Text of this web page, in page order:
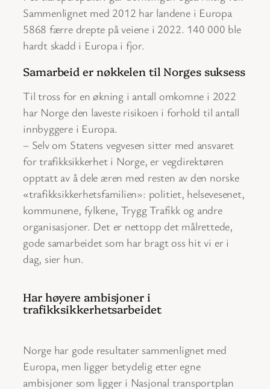
Sammenlignet med 2012 har landene i Europa
5868 færre drepte på veiene i 2022. 140 000 ble
hardt skadd i Europa i fjor.
Samarbeid er nøkkelen til Norges suksess
Til tross for en økning i antall omkomne i 2022
har Norge den laveste risikoen i forhold til antall
innbyggere i Europa.
– Selv om Statens vegvesen sitter med ansvaret
for trafikksikkerhet i Norge, er vegdirektøren
opptatt av å dele æren med resten av den norske
«trafikksikkerhetsfamilien»: politiet, helsevesenet,
kommunene, fylkene, Trygg Trafikk og andre
organisasjoner. Det er nettopp det målrettede,
gode samarbeidet som har bragt oss hit vi er i
dag, sier hun.
Har høyere ambisjoner i
trafikksikkerhetsarbeidet
Norge har gode resultater sammenlignet med
Europa, men ligger betydelig etter egne
ambisjoner som ligger i Nasjonal transportplan